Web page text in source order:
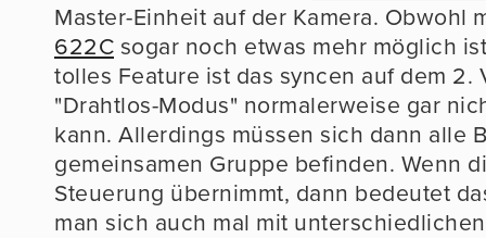
Master-Einheit auf der Kamera. Obwohl
622C sogar noch etwas mehr möglich
tolles Feature ist das syncen auf dem 2.
"Drahtlos-Modus" normalerweise gar
kann. Allerdings müssen sich dann alle
gemeinsamen Gruppe befinden. Wenn
Steuerung übernimmt, dann bedeutet
man sich auch mal mit